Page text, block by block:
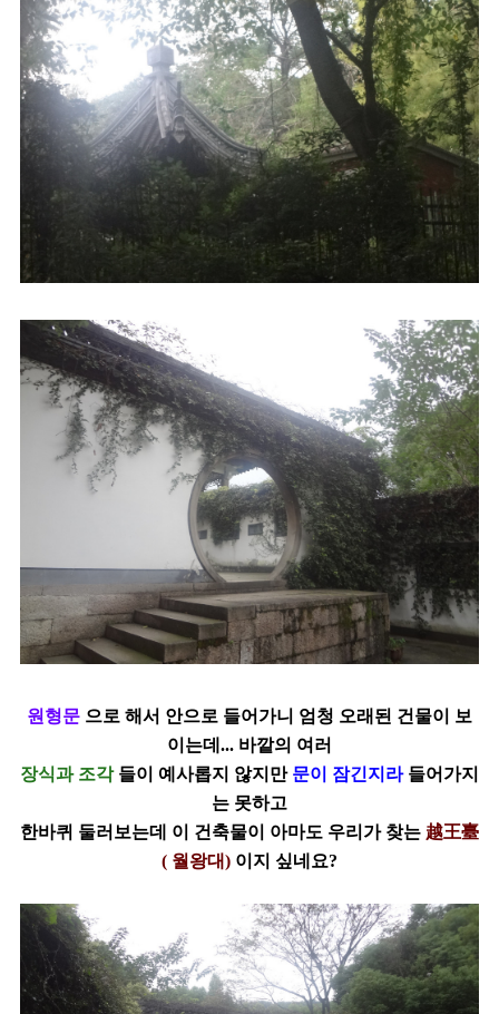
원형문 으로 해서 안으로 들어가니 엄청 오래된 건물이 보
이는데... 바깥의 여러
장식과 조각 들이 예사롭지 않지만 문이 잠긴지라 들어가지
는 못하고
한바퀴 둘러보는데 이 건축물이 아마도 우리가 찾는 越王臺
( 월왕대) 이지 싶네요?